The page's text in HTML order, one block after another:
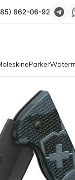
662-06-92
Parker